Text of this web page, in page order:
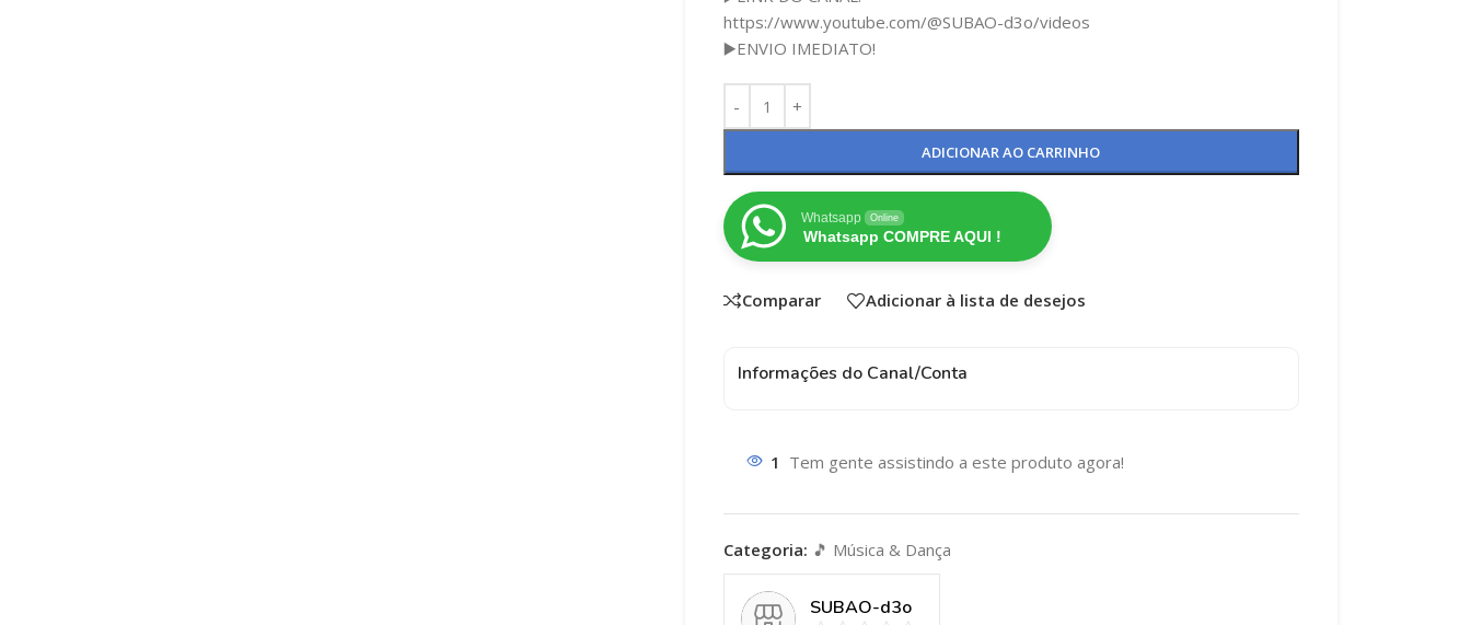
https://www.youtube.com/@SUBAO-d3o/videos
▶️ENVIO IMEDIATO!
ADICIONAR AO CARRINHO
Whatsapp Online
Whatsapp COMPRE AQUI !
Comparar Adicionar à lista de desejos
Informações do Canal/Conta
1 Tem gente assistindo a este produto agora!
Categoria: 🎵 Música & Dança
SUBAO-d3o